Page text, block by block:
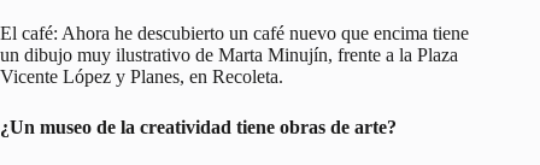
El café: Ahora he descubierto un café nuevo que encima tiene
un dibujo muy ilustrativo de Marta Minujín, frente a la Plaza
Vicente López y Planes, en Recoleta.
¿Un museo de la creatividad tiene obras de arte?